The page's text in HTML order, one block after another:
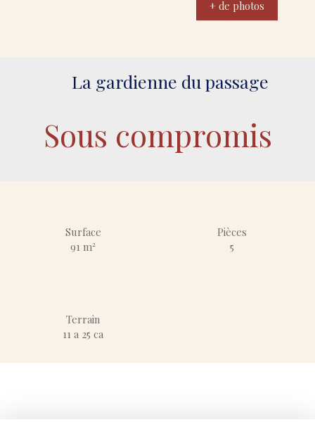
+ de photos
La gardienne du passage
Sous compromis
Surface
91m²
Pièces
5
Terrain
11 a 25 ca